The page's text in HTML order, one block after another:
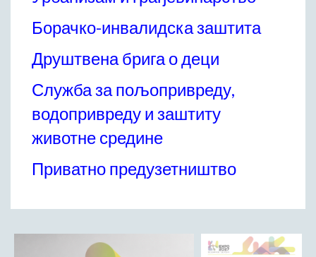
Састави Управних одбора и сталних радних тела
ПРИВРЕДА
Општи и просторни положај подручја општине
Развој и просторни размештај привреде
Пољопривреда
Шумарство
Индустрија
Грађевинарство
Борачко-инвалидска заштита
Друштвена брига о деци
Служба за пољопривреду,
водопривреду и заштиту
животне средине
Приватно предузетништво